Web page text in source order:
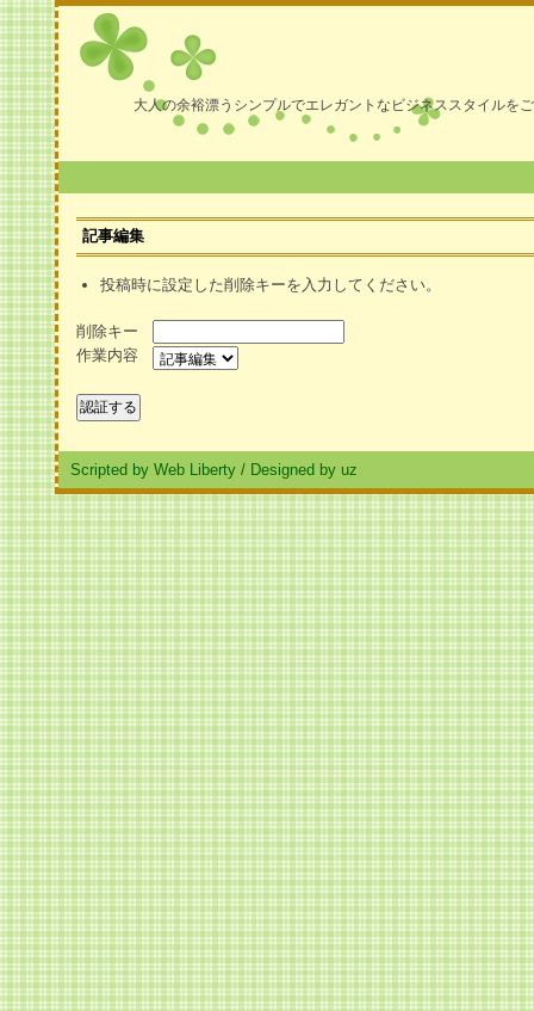
大人の余裕漂うシンプルでエレガントなビジネススタイルを
記事編集
投稿時に設定した削除キーを入力してください。
削除キー
作業内容
Scripted by Web Liberty / Designed by uz